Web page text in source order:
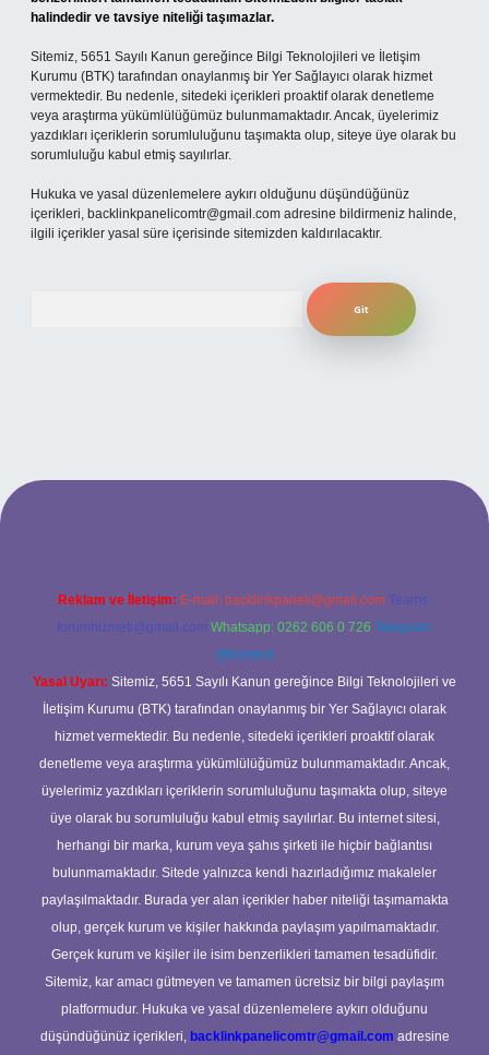
halindedir ve tavsiye niteliği taşımazlar.
Sitemiz, 5651 Sayılı Kanun gereğince Bilgi Teknolojileri ve İletişim
Kurumu (BTK) tarafından onaylanmış bir Yer Sağlayıcı olarak hizmet
vermektedir. Bu nedenle, sitedeki içerikleri proaktif olarak denetleme
veya araştırma yükümlülüğümüz bulunmamaktadır. Ancak, üyelerimiz
yazdıkları içeriklerin sorumluluğunu taşımakta olup, siteye üye olarak bu
sorumluluğu kabul etmiş sayılırlar.
Hukuka ve yasal düzenlemelere aykırı olduğunu düşündüğünüz
içerikleri, backlinkpanelicomtr@gmail.com adresine bildirmeniz halinde,
ilgili içerikler yasal süre içerisinde sitemizden kaldırılacaktır.
yeni giriş adresi
Reklam ve İletişim: E-mail: backlinkpaneli@gmail.com Teams:
forumhizmeti@gmail.com Whatsapp: 0262 606 0 726 Telegram:
@karabul
Yasal Uyarı: Sitemiz, 5651 Sayılı Kanun gereğince Bilgi Teknolojileri ve
İletişim Kurumu (BTK) tarafından onaylanmış bir Yer Sağlayıcı olarak
hizmet vermektedir. Bu nedenle, sitedeki içerikleri proaktif olarak
denetleme veya araştırma yükümlülüğümüz bulunmamaktadır. Ancak,
üyelerimiz yazdıkları içeriklerin sorumluluğunu taşımakta olup, siteye
üye olarak bu sorumluluğu kabul etmiş sayılırlar. Bu internet sitesi,
herhangi bir marka, kurum veya şahıs şirketi ile hiçbir bağlantısı
bulunmamaktadır. Sitede yalnızca kendi hazırladığımız makaleler
paylaşılmaktadır. Burada yer alan içerikler haber niteliği taşımamakta
olup, gerçek kurum ve kişiler hakkında paylaşım yapılmamaktadır.
Gerçek kurum ve kişiler ile isim benzerlikleri tamamen tesadüfidir.
Sitemiz, kar amacı gütmeyen ve tamamen ücretsiz bir bilgi paylaşım
platformudur. Hukuka ve yasal düzenlemelere aykırı olduğunu
düşündüğünüz içerikleri, backlinkpanelicomtr@gmail.com adresine